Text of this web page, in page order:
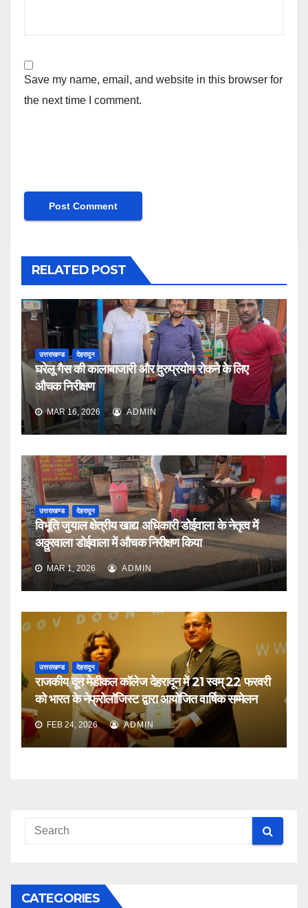
Save my name, email, and website in this browser for
the next time I comment.
RELATED POST
उत्तराखण्ड देहरादून
घरेलू गैस की कालाबाजारी और दुरुप्रयोग रोकने के लिए
औचक निरीक्षण
MAR 16, 2026 ADMIN
उत्तराखण्ड देहरादून
विभूति जुयाल क्षेत्रीय खाद्य अधिकारी डोईवाला के नेतृत्व में
अठ्ठुरवाला डोईवाला में औचक निरीक्षण किया
MAR 1, 2026 ADMIN
उत्तराखण्ड देहरादून
राजकीय दून मेडीकल कॉलेज देहरादून में 21 स्वम् 22 फरवरी
को भारत के नेफ्रोलॉजिस्ट द्वारा आयोजित वार्षिक सम्मेलन
FEB 24, 2026 ADMIN
CATEGORIES